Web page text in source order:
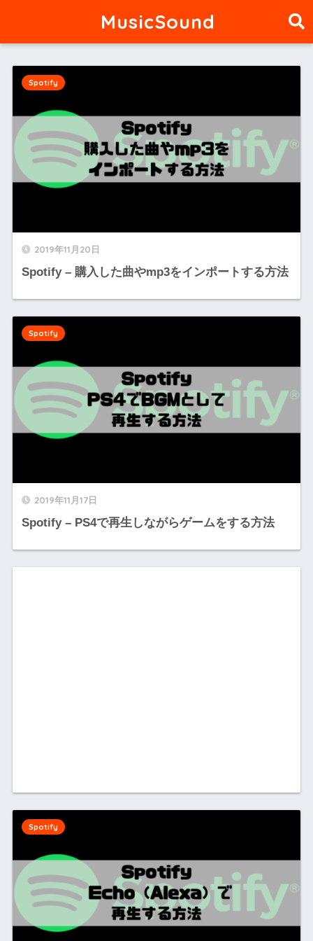
MusicSound
2019年11月20日
Spotify – 購入した曲やmp3をインポートする方法
Spotify
2019年11月17日
Spotify – PS4で再生しながらゲームをする方法
Spotify
Spotify